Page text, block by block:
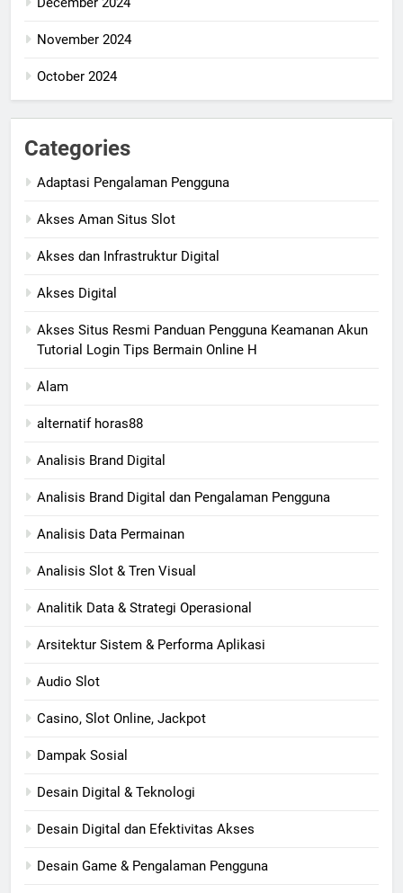
November 2024
October 2024
Categories
Adaptasi Pengalaman Pengguna
Akses Aman Situs Slot
Akses dan Infrastruktur Digital
Akses Digital
Akses Situs Resmi Panduan Pengguna Keamanan Akun
Tutorial Login Tips Bermain Online H
Alam
alternatif horas88
Analisis Brand Digital
Analisis Brand Digital dan Pengalaman Pengguna
Analisis Data Permainan
Analisis Slot & Tren Visual
Analitik Data & Strategi Operasional
Arsitektur Sistem & Performa Aplikasi
Audio Slot
Casino, Slot Online, Jackpot
Dampak Sosial
Desain Digital & Teknologi
Desain Digital dan Efektivitas Akses
Desain Game & Pengalaman Pengguna